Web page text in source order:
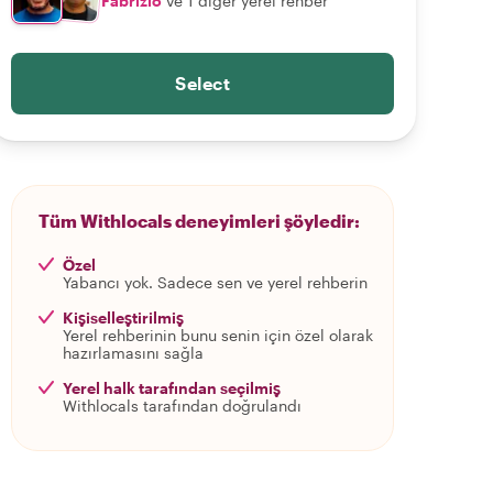
Select
Tüm Withlocals deneyimleri şöyledir:
Özel
Yabancı yok. Sadece sen ve yerel rehberin
Kişiselleştirilmiş
Yerel rehberinin bunu senin için özel olarak
hazırlamasını sağla
Yerel halk tarafından seçilmiş
Withlocals tarafından doğrulandı